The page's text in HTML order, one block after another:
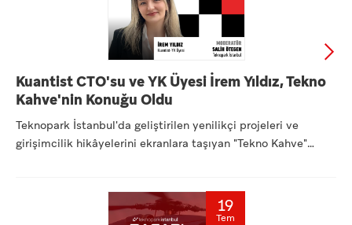
Kuantist CTO'su ve YK Üyesi İrem Yıldız, Tekno
Kahve'nin Konuğu Oldu
Teknopark İstanbul'da geliştirilen yenilikçi projeleri ve
girişimcilik hikâyelerini ekranlara taşıyan "Tekno Kahve"
19
Tem